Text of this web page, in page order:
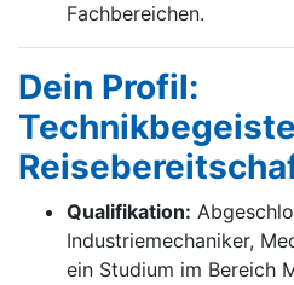
Fachbereichen.
Dein Profil:
Qualifikation:
Industriemechaniker,
ein Studium im Bereich